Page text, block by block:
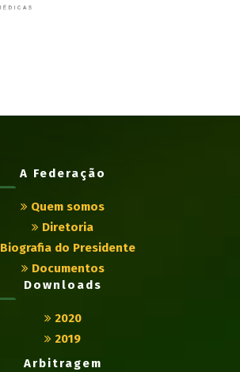
A Federação
Quem somos
Diretoria
Biografia do Presidente
Documentos
Downloads
2020
2019
Arbitragem